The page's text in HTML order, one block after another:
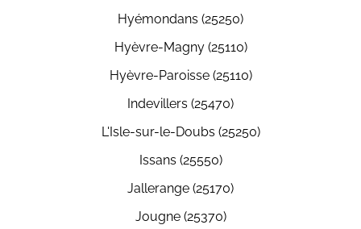
Hyémondans (25250)
Hyèvre-Magny (25110)
Hyèvre-Paroisse (25110)
Indevillers (25470)
L'Isle-sur-le-Doubs (25250)
Issans (25550)
Jallerange (25170)
Jougne (25370)